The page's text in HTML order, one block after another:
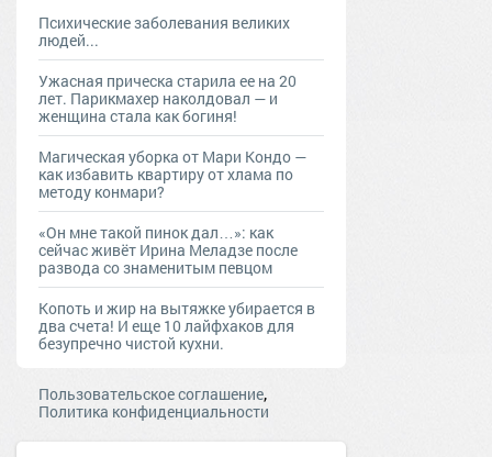
Психические заболевания великих
людей...
Ужасная прическа старила ее на 20
лет. Парикмахер наколдовал — и
женщина стала как богиня!
Магическая уборка от Мари Кондо —
как избавить квартиру от хлама по
методу конмари?
«Он мне такой пинок дал…»: как
сейчас живёт Ирина Меладзе после
развода со знаменитым певцом
Копоть и жир на вытяжке убирается в
два счета! И еще 10 лайфхаков для
безупречно чистой кухни.
Пользовательское соглашение,
Политика конфиденциальности